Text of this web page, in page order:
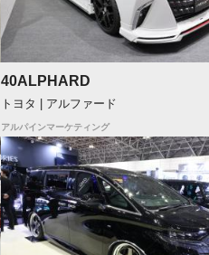
40ALPHARD
トヨタ | アルファード
アルパインマーケティング